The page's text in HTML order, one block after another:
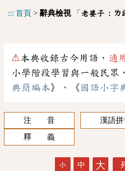
::: 首頁 > 辭典檢視「 老婆子 : ㄌ
⚠本典收錄古今用語， 適
小學階段學習與一般民眾
典簡編本》、《 國語小字
注 音
漢語拼
釋 義
小 中 大